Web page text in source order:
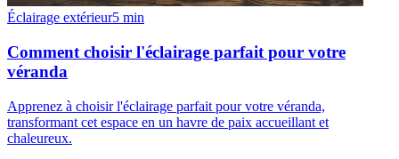
Éclairage extérieur5 min
Comment choisir l'éclairage parfait pour votre
véranda
Apprenez à choisir l'éclairage parfait pour votre véranda,
transformant cet espace en un havre de paix accueillant et
chaleureux.